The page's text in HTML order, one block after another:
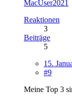
MacUser2021
Reaktionen
3
Beiträge
5
15.
#9
Meine Top 3